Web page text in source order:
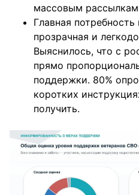
массовым
Главная
прозрачная и
Выяснилось, что с
прямо
поддержки. 80%
коротких
получить.